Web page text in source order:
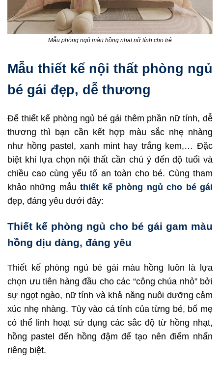
Mẫu phòng ngủ màu hồng nhạt nữ tính cho trẻ
Mẫu thiết kế nội thất phòng ngủ
bé gái đẹp, dễ thương
Để thiết kế phòng ngủ bé gái thêm phần nữ tính, dễ
thương thì bạn cần kết hợp màu sắc nhẹ nhàng
như hồng pastel, xanh mint hay trắng kem,… Đặc
biệt khi lựa chọn nội thất cần chú ý đến độ tuổi và
chiều cao cùng yếu tố an toàn cho bé. Cùng tham
khảo những mẫuthiết kế phòng ngủ cho bé gái
đẹp, đáng yêu dưới đây:
Thiết kế phòng ngủ cho bé gái gam màu
hồng dịu dàng, đáng yêu
Thiết kế phòng ngủ bé gái màu hồng luôn là lựa
chọn ưu tiên hàng đầu cho các “công chúa nhỏ” bởi
sự ngọt ngào, nữ tính và khả năng nuôi dưỡng cảm
xúc nhẹ nhàng. Tùy vào cá tính của từng bé, bố mẹ
có thể linh hoạt sử dụng các sắc độ từ hồng nhạt,
hồng pastel đến hồng đậm để tạo nên điểm nhấn
riêng biệt.